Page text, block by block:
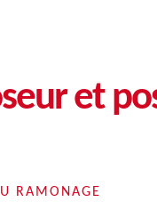
et
RAMONAGE